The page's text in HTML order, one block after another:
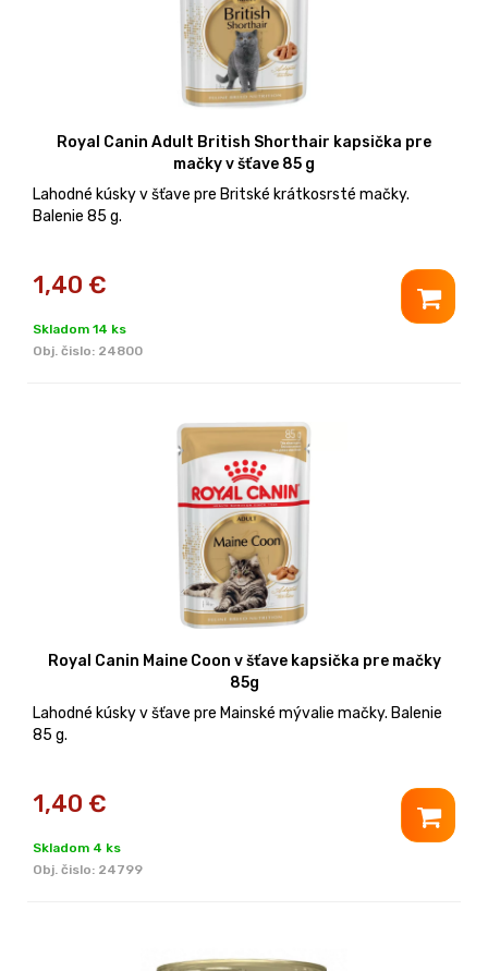
Royal Canin Adult British Shorthair kapsička pre
mačky v šťave 85 g
Lahodné kúsky v šťave pre Britské krátkosrsté mačky.
Balenie 85 g.
1,40 €
Skladom 14 ks
Obj. čislo: 24800
Royal Canin Maine Coon v šťave kapsička pre mačky
85g
Lahodné kúsky v šťave pre Mainské mývalie mačky. Balenie
85 g.
1,40 €
Skladom 4 ks
Obj. čislo: 24799